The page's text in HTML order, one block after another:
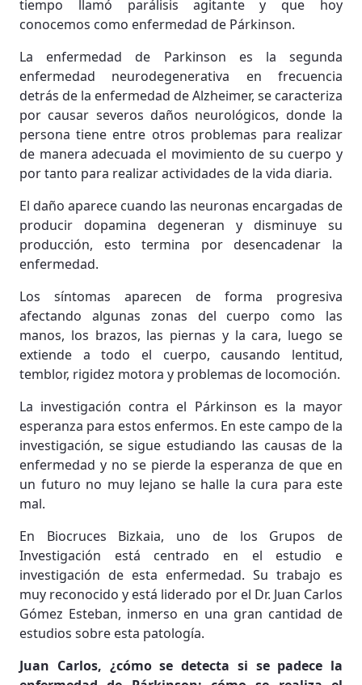
tiempo llamó parálisis agitante y que hoy
conocemos como enfermedad de Párkinson.
La enfermedad de Parkinson es la segunda
enfermedad neurodegenerativa en frecuencia
detrás de la enfermedad de Alzheimer, se caracteriza
por causar severos daños neurológicos, donde la
persona tiene entre otros problemas para realizar
de manera adecuada el movimiento de su cuerpo y
por tanto para realizar actividades de la vida diaria.
El daño aparece cuando las neuronas encargadas de
producir dopamina degeneran y disminuye su
producción, esto termina por desencadenar la
enfermedad.
Los síntomas aparecen de forma progresiva
afectando algunas zonas del cuerpo como las
manos, los brazos, las piernas y la cara, luego se
extiende a todo el cuerpo, causando lentitud,
temblor, rigidez motora y problemas de locomoción.
La investigación contra el Párkinson es la mayor
esperanza para estos enfermos. En este campo de la
investigación, se sigue estudiando las causas de la
enfermedad y no se pierde la esperanza de que en
un futuro no muy lejano se halle la cura para este
mal.
En Biocruces Bizkaia, uno de los Grupos de
Investigación está centrado en el estudio e
investigación de esta enfermedad. Su trabajo es
muy reconocido y está liderado por el Dr. Juan Carlos
Gómez Esteban, inmerso en una gran cantidad de
estudios sobre esta patología.
Juan Carlos, ¿cómo se detecta si se padece la